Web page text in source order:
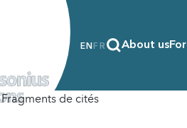
FR
EN About us
Fragments de cités